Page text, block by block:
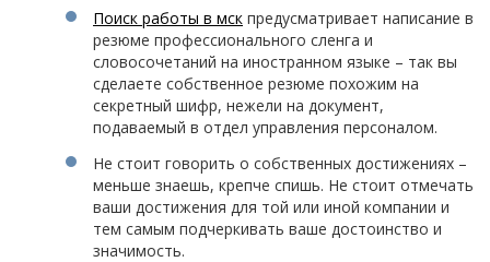
Поиск работы в мск предусматривает написание в
резюме профессионального сленга и
словосочетаний на иностранном языке – так вы
сделаете собственное резюме похожим на
секретный шифр, нежели на документ,
подаваемый в отдел управления персоналом.
Не стоит говорить о собственных достижениях –
меньше знаешь, крепче спишь. Не стоит отмечать
ваши достижения для той или иной компании и
тем самым подчеркивать ваше достоинство и
значимость.